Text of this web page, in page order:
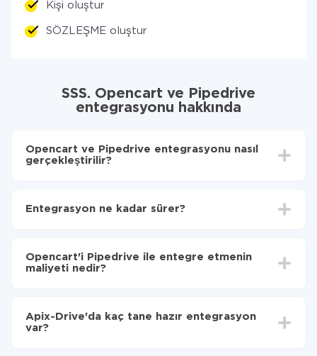
Kişi oluştur
SÖZLEŞME oluştur
SSS. Opencart ve Pipedrive
entegrasyonu hakkında
Opencart ve Pipedrive entegrasyonu nasıl
gerçekleştirilir?
aktarılacağını seçin
Pipedrive'ye aktarılacaktır.
Entegrasyon ne kadar sürer?
olarak, 10-15 dakika sürer.
Opencart'i Pipedrive ile entegre etmenin
maliyeti nedir?
Hizmetimiz aracılığıyla yalnızca bir sisteminizden
diğerine aktarılan veri miktarı için ödeme yaparsınız.
Apix-Drive'da kaç tane hazır entegrasyon
var?